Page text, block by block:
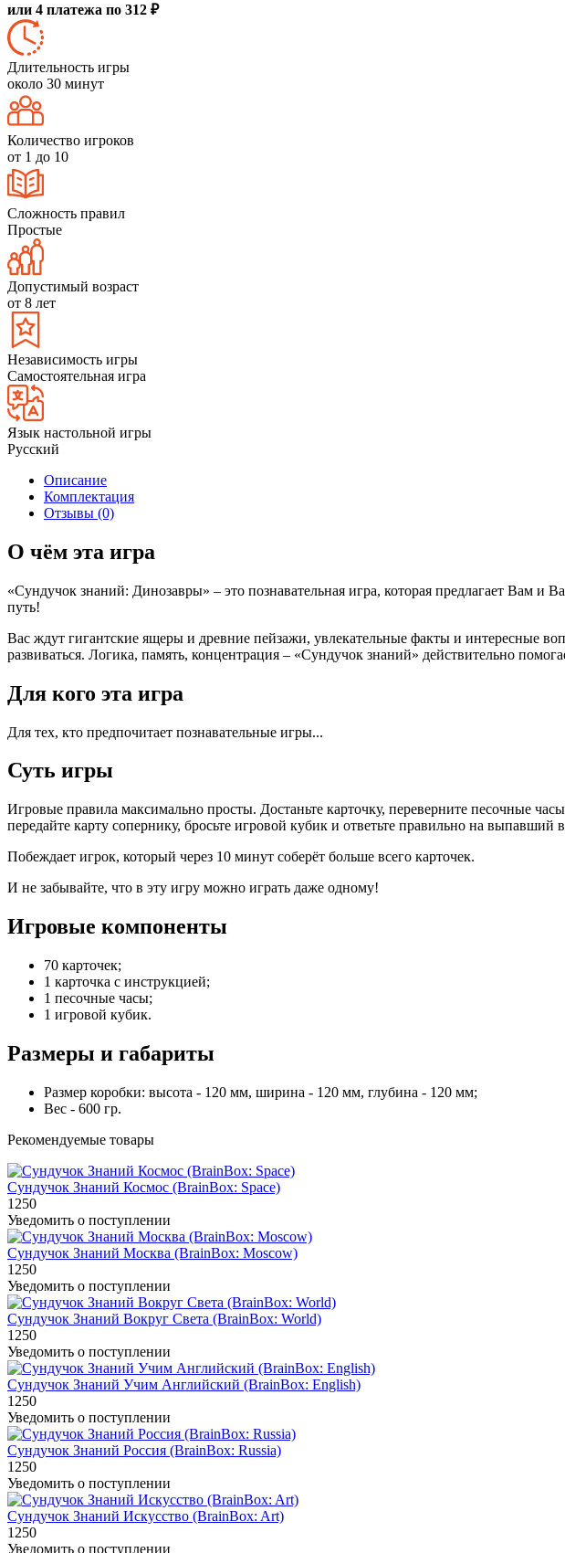
или 4 платежа по 312 ₽
Длительность игры
около 30 минут
Количество игроков
от 1 до 10
Сложность правил
Простые
Допустимый возраст
от 8 лет
Независимость игры
Самостоятельная игра
Язык настольной игры
Русский
Описание
Комплектация
Отзывы (0)
О чём эта игра
«Сундучок знаний: Динозавры» – это познавательная игра, которая предлагает Вам и
путь!
Вас ждут гигантские ящеры и древние пейзажи, увлекательные факты и интересные
развиваться. Логика, память, концентрация – «Сундучок знаний» действительно
Для кого эта игра
Для тех, кто предпочитает познавательные игры...
Суть игры
Игровые правила максимально просты. Достаньте карточку, переверните песочные
передайте карту сопернику, бросьте игровой кубик и ответьте правильно на выпавший
Побеждает игрок, который через 10 минут соберёт больше всего карточек.
И не забывайте, что в эту игру можно играть даже одному!
Игровые компоненты
70 карточек;
1 карточка с инструкцией;
1 песочные часы;
1 игровой кубик.
Размеры и габариты
Размер коробки: высота - 120 мм, ширина - 120 мм, глубина - 120 мм;
Вес - 600 гр.
Рекомендуемые товары
Сундучок Знаний Космос (BrainBox: Space)
1250
Уведомить о поступлении
Сундучок Знаний Москва (BrainBox: Moscow)
1250
Уведомить о поступлении
Сундучок Знаний Вокруг Света (BrainBox: World)
1250
Уведомить о поступлении
Сундучок Знаний Учим Английский (BrainBox: English)
1250
Уведомить о поступлении
Сундучок Знаний Россия (BrainBox: Russia)
1250
Уведомить о поступлении
Сундучок Знаний Искусство (BrainBox: Art)
1250
Уведомить о поступлении